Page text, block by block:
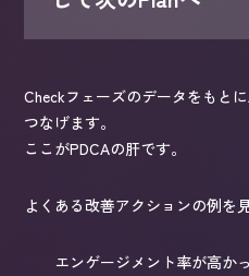
Checkフェーズのデータをもと
つなげます。
ここがPDCAの肝です。
よくある改善アクションの例を
エンゲージメント率が高か